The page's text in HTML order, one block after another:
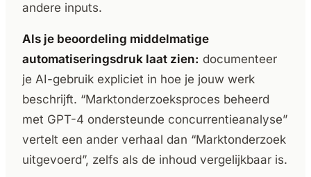
andere inputs.
Als je beoordeling middelmatige
automatiseringsdruk laat zien: documenteer
je AI-gebruik expliciet in hoe je jouw werk
beschrijft. “Marktonderzoeksproces beheerd
met GPT-4 ondersteunde concurrentieanalyse”
vertelt een ander verhaal dan “Marktonderzoek
uitgevoerd”, zelfs als de inhoud vergelijkbaar is.